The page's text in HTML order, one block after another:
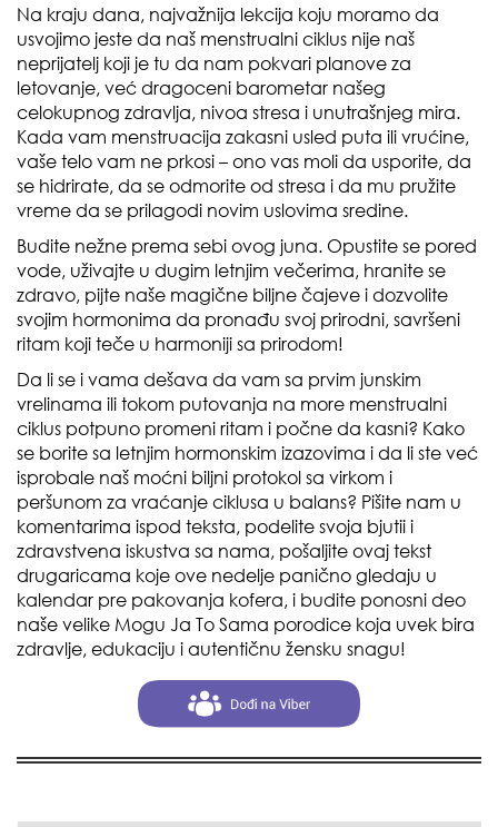
Na kraju dana, najvažnija lekcija koju moramo da
usvojimo jeste da naš menstrualni ciklus nije naš
neprijatelj koji je tu da nam pokvari planove za
letovanje, već dragoceni barometar našeg
celokupnog zdravlja, nivoa stresa i unutrašnjeg mira.
Kada vam menstruacija zakasni usled puta ili vrućine,
vaše telo vam ne prkosi – ono vas moli da usporite, da
se hidrirate, da se odmorite od stresa i da mu pružite
vreme da se prilagodi novim uslovima sredine.
Budite nežne prema sebi ovog juna. Opustite se pored
vode, uživajte u dugim letnjim večerima, hranite se
zdravo, pijte naše magične biljne čajeve i dozvolite
svojim hormonima da pronađu svoj prirodni, savršeni
ritam koji teče u harmoniji sa prirodom!
Da li se i vama dešava da vam sa prvim junskim
vrelinama ili tokom putovanja na more menstrualni
ciklus potpuno promeni ritam i počne da kasni? Kako
se borite sa letnjim hormonskim izazovima i da li ste već
isprobale naš moćni biljni protokol sa virkom i
peršunom za vraćanje ciklusa u balans? Pišite nam u
komentarima ispod teksta, podelite svoja bjutii i
zdravstvena iskustva sa nama, pošaljite ovaj tekst
drugaricama koje ove nedelje panično gledaju u
kalendar pre pakovanja kofera, i budite ponosni deo
naše velike Mogu Ja To Sama porodice koja uvek bira
zdravlje, edukaciju i autentičnu žensku snagu!